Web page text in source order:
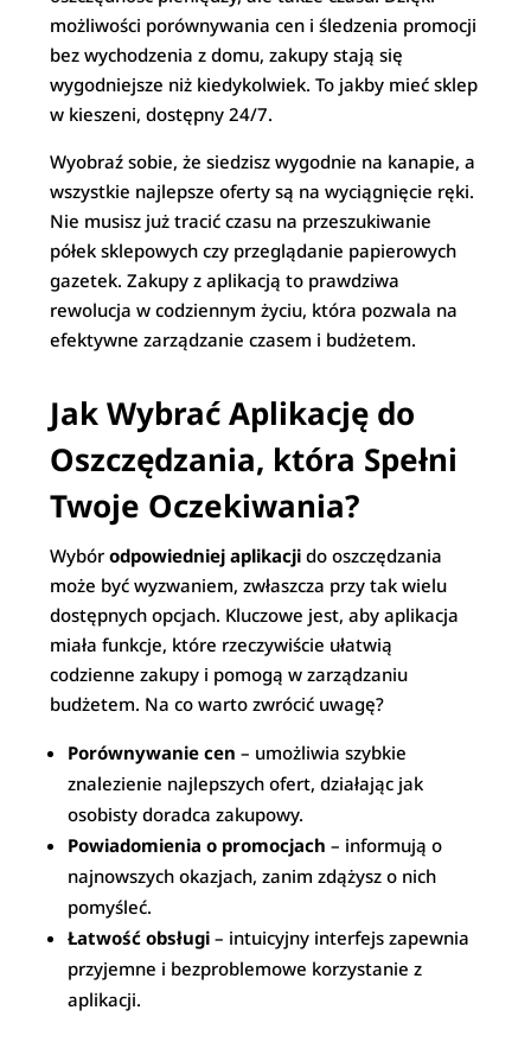
możliwości porównywania cen i śledzenia promocji
bez wychodzenia z domu, zakupy stają się
wygodniejsze niż kiedykolwiek. To jakby mieć sklep
w kieszeni, dostępny 24/7.
Wyobraź sobie, że siedzisz wygodnie na kanapie, a
wszystkie najlepsze oferty są na wyciągnięcie ręki.
Nie musisz już tracić czasu na przeszukiwanie
półek sklepowych czy przeglądanie papierowych
gazetek. Zakupy z aplikacją to prawdziwa
rewolucja w codziennym życiu, która pozwala na
efektywne zarządzanie czasem i budżetem.
Jak Wybrać Aplikację do
Oszczędzania, która Spełni
Twoje Oczekiwania?
Wybórodpowiedniej aplikacji do oszczędzania
może być wyzwaniem, zwłaszcza przy tak wielu
dostępnych opcjach. Kluczowe jest, aby aplikacja
miała funkcje, które rzeczywiście ułatwią
codzienne zakupy i pomogą w zarządzaniu
budżetem. Na co warto zwrócić uwagę?
Porównywanie cen – umożliwia szybkie
znalezienie najlepszych ofert, działając jak
osobisty doradca zakupowy.
Powiadomienia o promocjach – informują o
najnowszych okazjach, zanim zdążysz o nich
pomyśleć.
Łatwość obsługi – intuicyjny interfejs zapewnia
przyjemne i bezproblemowe korzystanie z
aplikacji.